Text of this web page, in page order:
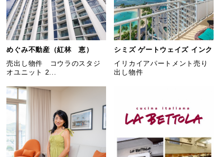
めぐみ不動産（紅林 恵）
売出し物件 コウラのスタジ
オユニット 2...
シミズ ゲートウェイズ インク
イリカイアパートメント売り
出し物件